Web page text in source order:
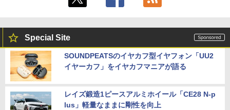
Special Site
SOUNDPEATSのイヤカフ型イヤフォン「UU2
イヤーカフ」をイヤカフマニアが語る
レイズ鍛造1ピースアルミホイール「CE28 N-p
lus」軽量なままに剛性を向上